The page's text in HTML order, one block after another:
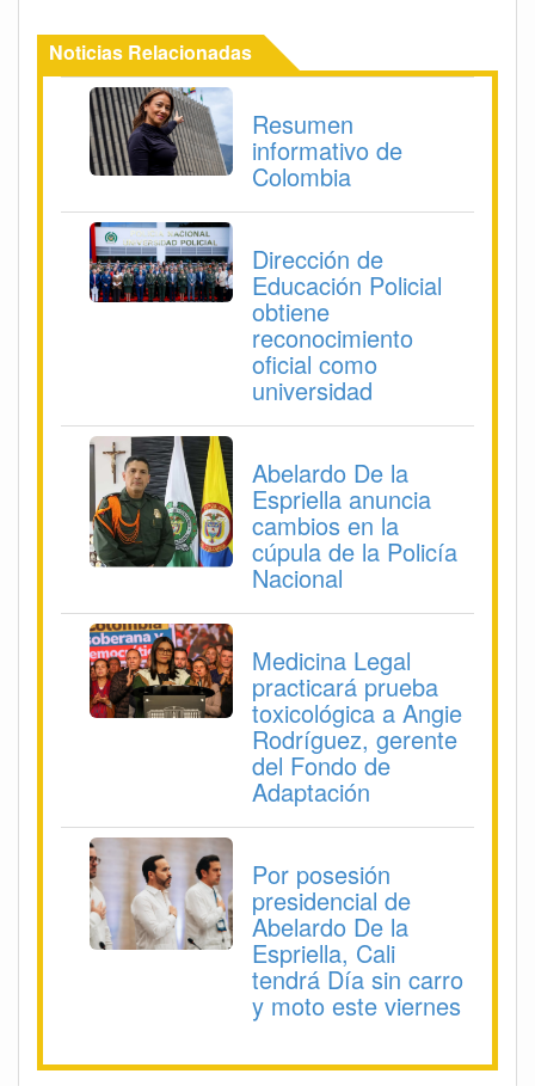
Noticias Relacionadas
Resumen
informativo de
Colombia
Dirección de
Educación Policial
obtiene
reconocimiento
oficial como
universidad
Abelardo De la
Espriella anuncia
cambios en la
cúpula de la Policía
Nacional
Medicina Legal
practicará prueba
toxicológica a Angie
Rodríguez, gerente
del Fondo de
Adaptación
Por posesión
presidencial de
Abelardo De la
Espriella, Cali
tendrá Día sin carro
y moto este viernes